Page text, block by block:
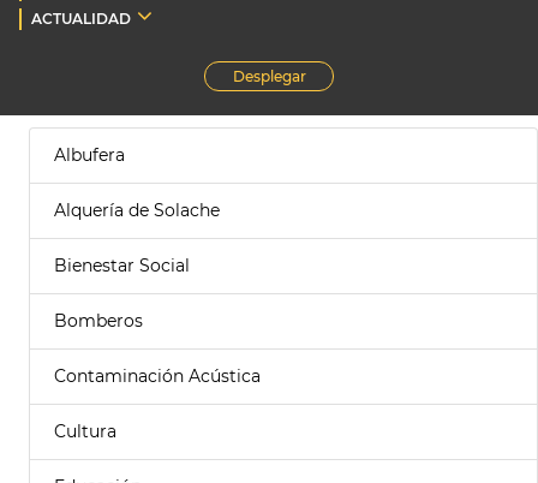
ACTUALIDAD
Desplegar
Albufera
Alquería de Solache
Bienestar Social
Bomberos
Contaminación Acústica
Cultura